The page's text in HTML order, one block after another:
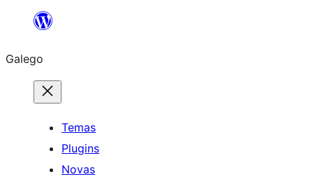
Saltar
contido
Galego
Temas
Plugins
Novas